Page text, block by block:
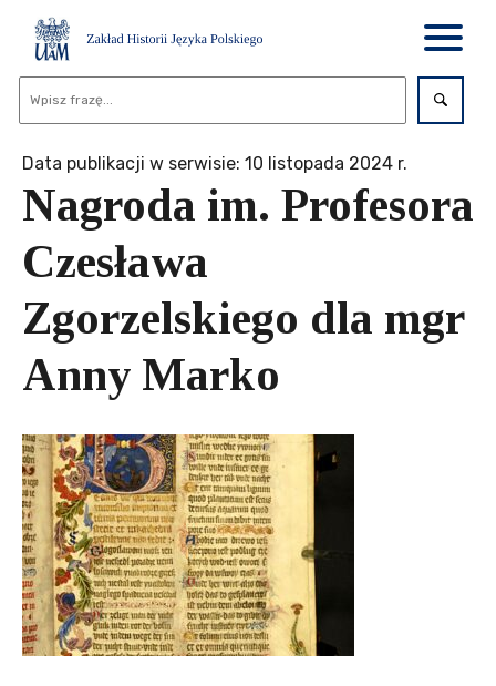
Data publikacji w serwisie: 10 listopada 2024 r.
Nagroda im. Profesora
Czesława
Zgorzelskiego dla mgr
Anny Marko